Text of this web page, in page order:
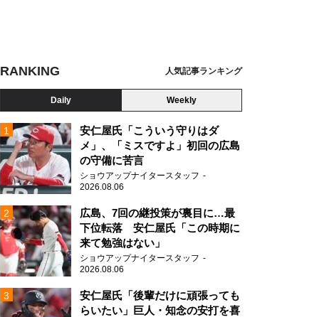
RANKING 人気記事ランキング
Daily Weekly
安仁屋氏「こういう守りはダ
メ」、「ミスですよ」初回の広島
の守備に苦言
ショウアップナイタースタッフ
2026.08.06
広島、7回の継投策が裏目に…最
下位転落 安仁屋氏「この時期に
来て勉強はない」
ショウアップナイタースタッフ
2026.08.06
安仁屋氏「後輩だけに頑張っても
らいたい」巨人・知念の安打を喜